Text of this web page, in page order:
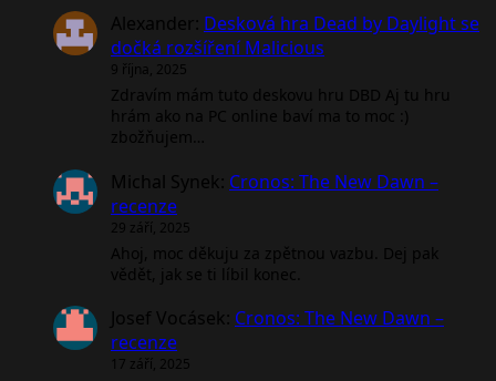
Alexander: Desková hra Dead by Daylight se
dočká rozšíření Malicious
9 října, 2025
Zdravím mám tuto deskovu hru DBD Aj tu hru
hrám ako na PC online baví ma to moc :)
zbožňujem…
Michal Synek: Cronos: The New Dawn –
recenze
29 září, 2025
Ahoj, moc děkuju za zpětnou vazbu. Dej pak
vědět, jak se ti líbil konec.
Josef Vocásek: Cronos: The New Dawn –
recenze
17 září, 2025